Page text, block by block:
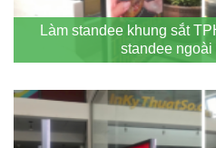
Làm standee khung sắt
standee